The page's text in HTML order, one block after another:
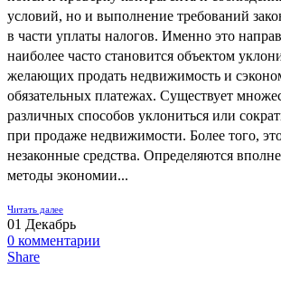
условий, но и выполнение требований
в части уплаты налогов. Именно это
наиболее часто становится объектом
желающих продать недвижимость и
обязательных платежах. Существует
различных способов уклониться или
при продаже недвижимости. Более того,
незаконные средства. Определяются
методы экономии...
Читать далее
01 Декабрь
0 комментарии
Share